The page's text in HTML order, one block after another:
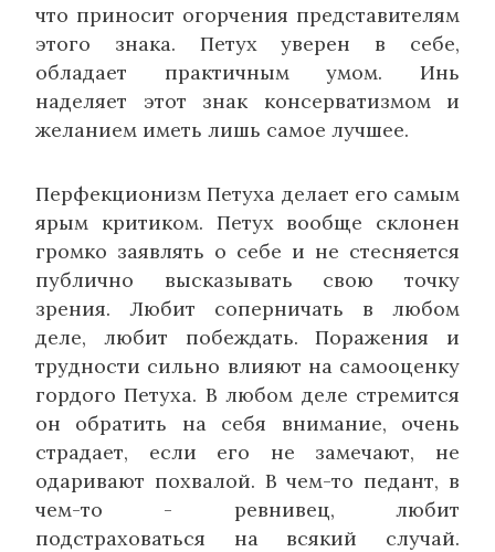
что приносит огорчения представителям
этого знака. Петух уверен в себе,
обладает практичным умом. Инь
наделяет этот знак консерватизмом и
желанием иметь лишь самое лучшее.
Перфекционизм Петуха делает его самым
ярым критиком. Петух вообще склонен
громко заявлять о себе и не стесняется
публично высказывать свою точку
зрения. Любит соперничать в любом
деле, любит побеждать. Поражения и
трудности сильно влияют на самооценку
гордого Петуха. В любом деле стремится
он обратить на себя внимание, очень
страдает, если его не замечают, не
одаривают похвалой. В чем-то педант, в
чем-то - ревнивец, любит
подстраховаться на всякий случай.